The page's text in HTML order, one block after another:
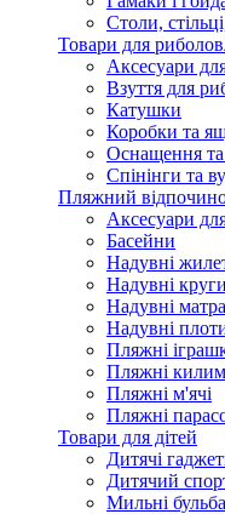
Столи,
Товари для
Аксесуари
Взуття для
Катушки
Коробки та
Оснащення
Спінінги та
Пляжний
Аксесуари
Басейни
Надувні
Надувні круги
Надувні
Надувні
Пляжні
Пляжні
Пляжні м'ячі
Пляжні
Товари для дітей
Дитячі
Дитячий
Мильні